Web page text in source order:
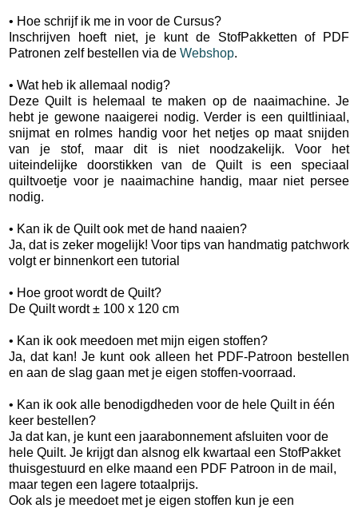
• Hoe schrijf ik me in voor de Cursus?
Inschrijven hoeft niet, je kunt de StofPakketten of PDF
Patronen zelf bestellen via de Webshop.
• Wat heb ik allemaal nodig?
Deze Quilt is helemaal te maken op de naaimachine. Je
hebt je gewone naaigerei nodig. Verder is een quiltliniaal,
snijmat en rolmes handig voor het netjes op maat snijden
van je stof, maar dit is niet noodzakelijk. Voor het
uiteindelijke doorstikken van de Quilt is een speciaal
quiltvoetje voor je naaimachine handig, maar niet persee
nodig.
• Kan ik de Quilt ook met de hand naaien?
Ja, dat is zeker mogelijk! Voor tips van handmatig patchwork
volgt er binnenkort een tutorial
• Hoe groot wordt de Quilt?
De Quilt wordt ± 100 x 120 cm
• Kan ik ook meedoen met mijn eigen stoffen?
Ja, dat kan! Je kunt ook alleen het PDF-Patroon bestellen
en aan de slag gaan met je eigen stoffen-voorraad.
• Kan ik ook alle benodigdheden voor de hele Quilt in één
keer bestellen?
Ja dat kan, je kunt een jaarabonnement afsluiten voor de
hele Quilt. Je krijgt dan alsnog elk kwartaal een StofPakket
thuisgestuurd en elke maand een PDF Patroon in de mail,
maar tegen een lagere totaalprijs.
Ook als je meedoet met je eigen stoffen kun je een